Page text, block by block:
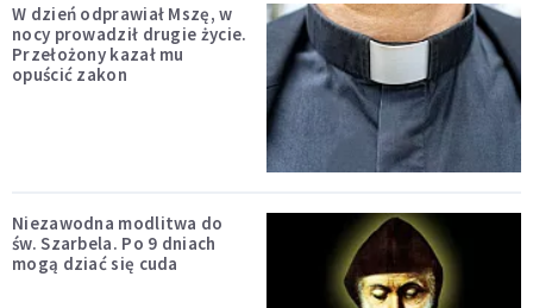
W dzień odprawiał Mszę, w
nocy prowadził drugie życie.
Przełożony kazał mu
opuścić zakon
Niezawodna modlitwa do
św. Szarbela. Po 9 dniach
mogą dziać się cuda